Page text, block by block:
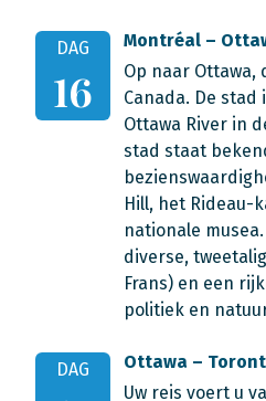
DAG
16
Montréal –
Op naar Ottawa,
Canada. De stad
Ottawa River in
stad staat
Hill, het Rideau-
nationale
diverse,
Frans) en een
politiek en
DAG
Ottawa –
Uw reis voert u